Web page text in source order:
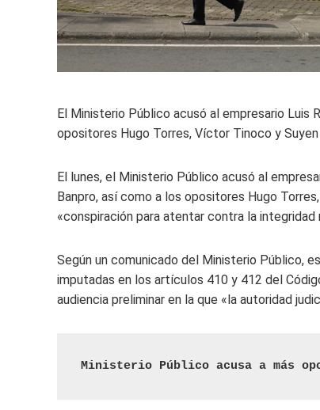
El Ministerio Público acusó al empresario Luis
opositores Hugo Torres, Víctor Tinoco y Suyen
El lunes, el Ministerio Público acusó al
Banpro, así como a los opositores Hugo
«conspiración para atentar contra la integridad
Según un comunicado del Ministerio Público,
imputadas en los artículos 410 y 412 del
audiencia preliminar en la que «la autoridad
Ministerio Público acusa a más